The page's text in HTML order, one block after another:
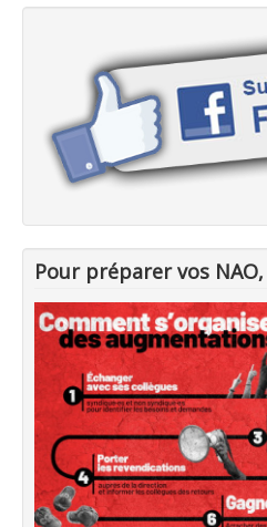
Pour préparer vos